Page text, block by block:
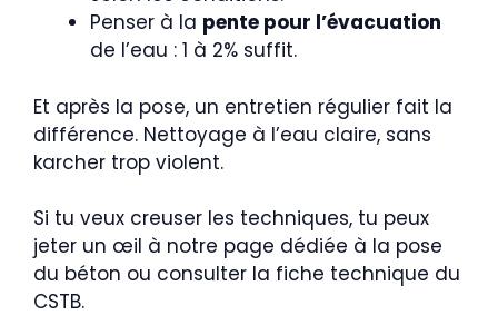
Penser à la pente pour l’évacuation
de l’eau : 1 à 2% suffit.
Et après la pose, un entretien régulier fait la
différence. Nettoyage à l’eau claire, sans
karcher trop violent.
Si tu veux creuser les techniques, tu peux
jeter un œil à notre page dédiée à la pose
du béton ou consulter la fiche technique du
CSTB.